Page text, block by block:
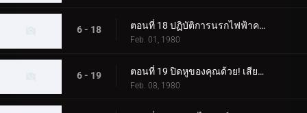
6 - 18 ตอนที่ 18 ปฏิบัติการนรกไฟฟ้าครั้งใหญ่ของพลเรือเอกมาจิน
Feb. 01, 1980
6 - 19 ตอนที่ 19 ปิดหูของคุณด้วย! เสียงร้องไห้สังหารของมนุษย์หมาป่า
Feb. 08, 1980